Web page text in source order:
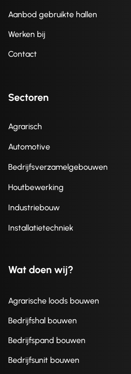
Aanbod gebruikte hallen
Werken bij
Contact
Sectoren
Agrarisch
Automotive
Bedrijfsverzamelgebouwen
Houtbewerking
Industriebouw
Installatietechniek
Wat doen wij?
Agrarische loods bouwen
Bedrijfshal bouwen
Bedrijfspand bouwen
Bedrijfsunit bouwen